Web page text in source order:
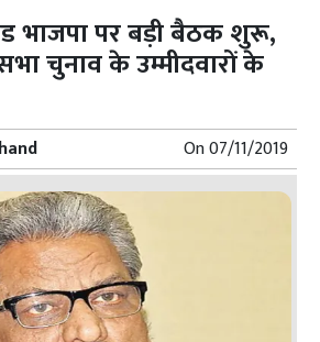
भाजपा पर बड़ी बैठक शुरू,
चुनाव के उम्मीदवारों के
On07/11/2019